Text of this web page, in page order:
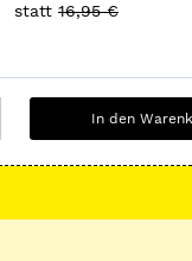
statt 16,95 €
In den